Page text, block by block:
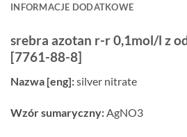
INFORMACJE DODATKOWE
srebra azotan r-r 0,1mol/l z
[7761-88-8]
Nazwa [eng]:silver nitrate
Wzór sumaryczny:AgNO3